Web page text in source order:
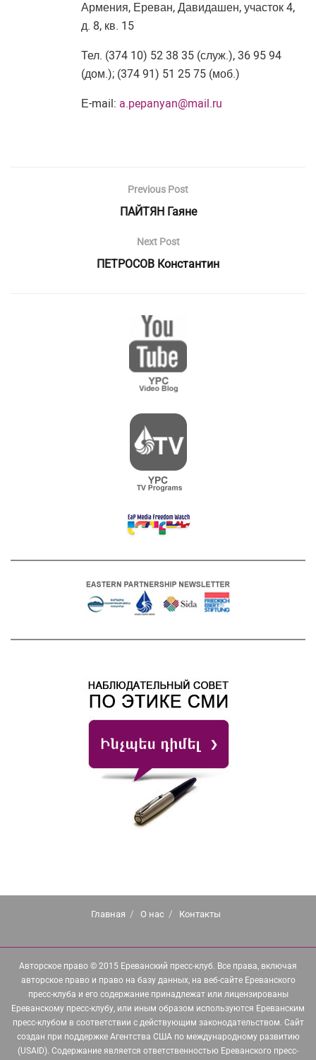
Армения, Ереван, Давидашен, участок 4,
д. 8, кв. 15
Тел. (374 10) 52 38 35 (служ.), 36 95 94
(дом.); (374 91) 51 25 75 (моб.)
Е-mail: a.pepanyan@mail.ru
Previous Post
ПАЙТЯН Гаяне
Next Post
ПЕТРОСОВ Константин
Главная О нас Контакты
Авторское право © 2015 Ереванский пресс-клуб. Все права, включая
авторское право и право на базу данных, на веб-сайте Ереванского
пресс-клуба и его содержание принадлежат или лицензированы
Ереванскому пресс-клубу, или иным образом используются Ереванским
пресс-клубом в соответствии с действующим законодательством. Сайт
создан при поддержке Агентства США по международному развитию
(USAID). Содержание является ответственностью Ереванского пресс-